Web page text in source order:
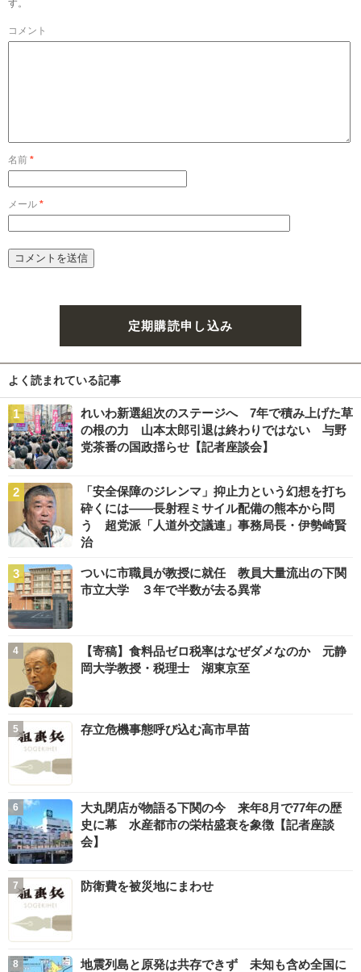
す。
コメント
名前 *
メール *
定期購読申し込み
よく読まれている記事
れいわ新選組次のステージへ 7年で積み上げた草
の根の力 山本太郎引退は終わりではない 与野
党茶番の国政揺らせ【記者座談会】
「安全保障のジレンマ」抑止力という幻想を打ち
砕くには――長射程ミサイル配備の熊本から問
う 超党派「人道外交議連」事務局長・伊勢崎賢
治
ついに市職員が教授に就任 教員大量流出の下関
市立大学 ３年で半数が去る異常
【寄稿】食料品ゼロ税率はなぜダメなのか 元静
岡大学教授・税理士 湖東京至
存立危機事態呼び込む高市早苗
大丸閉店が物語る下関の今 来年8月で77年の歴
史に幕 水産都市の栄枯盛衰を象徴【記者座談
会】
防衛費を被災地にまわせ
地震列島と原発は共存できず 未知も含め全国に